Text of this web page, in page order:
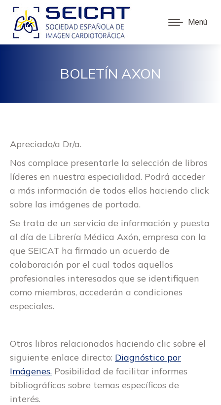
Menú
BOLETÍN AXON
Apreciado/a Dr/a.
Nos complace presentarle la selección de libros
líderes en nuestra especialidad. Podrá acceder
a más información de todos ellos haciendo click
sobre las imágenes de portada.
Se trata de un servicio de información y puesta
al día de Librería Médica Axón, empresa con la
que SEICAT ha firmado un acuerdo de
colaboración por el cual todos aquellos
profesionales interesados que se identifiquen
como miembros, accederán a condiciones
especiales.
Otros libros relacionados haciendo clic sobre el
siguiente enlace directo: Diagnóstico por
Imágenes. Posibilidad de facilitar informes
bibliográficos sobre temas específicos de
interés.